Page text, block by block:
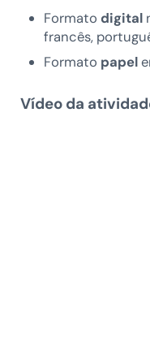
Formato digital
francês,
Formato papel
Vídeo da